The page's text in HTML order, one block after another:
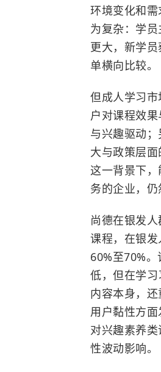
环境变化和
为复杂：学
更大，新学
单横向比较。
但成人学习
户对课程效
与兴趣驱动
大与政策层
这一背景下
务的企业，仍
尚德在银发
课程，在银
60%至70%
低，但在学
内容本身，
用户黏性方
对兴趣素养
性波动影响。